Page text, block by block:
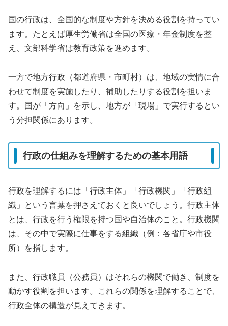
国の行政は、全国的な制度や方針を決める役割を持ってい
ます。たとえば厚生労働省は全国の医療・年金制度を整
え、文部科学省は教育政策を進めます。
一方で地方行政（都道府県・市町村）は、地域の実情に合
わせて制度を実施したり、補助したりする役割を担いま
す。国が「方向」を示し、地方が「現場」で実行するとい
う分担関係にあります。
行政の仕組みを理解するための基本用語
行政を理解するには「行政主体」「行政機関」「行政組
織」という言葉を押さえておくと良いでしょう。行政主体
とは、行政を行う権限を持つ国や自治体のこと。行政機関
は、その中で実際に仕事をする組織（例：各省庁や市役
所）を指します。
また、行政職員（公務員）はそれらの機関で働き、制度を
動かす役割を担います。これらの関係を理解することで、
行政全体の構造が見えてきます。